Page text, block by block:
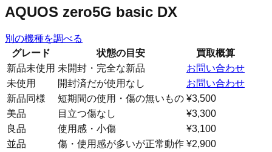
AQUOS zero5G basic DX
別の機種を調べる
グレード
状態の目安
買取概算
新品未使用 未開封・完全な新品
お問い合わせ
未使用
開封済だが使用なし
お問い合わせ
新品同様
短期間の使用・傷の無いもの ¥3,500
美品
目立つ傷なし
¥3,300
良品
使用感・小傷
¥3,100
並品
傷・使用感が多いが正常動作 ¥2,900